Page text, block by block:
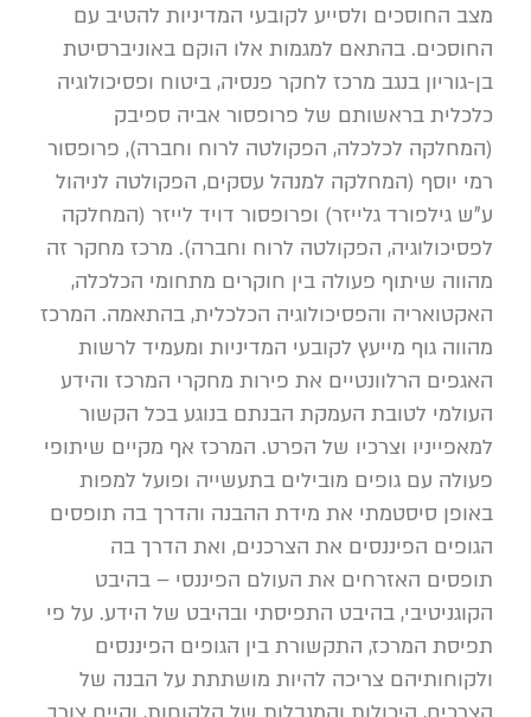
מצב החוסכים ולסייע לקובעי המדיניות להטיב עם
החוסכים. בהתאם למגמות אלו הוקם באוניברסיטת
בן-גוריון בנגב מרכז לחקר פנסיה, ביטוח ופסיכולוגיה
כלכלית בראשותם של פרופסור אביה ספיבק
(המחלקה לכלכלה, הפקולטה לרוח וחברה), פרופסור
רמי יוסף (המחלקה למנהל עסקים, הפקולטה לניהול
ע”ש גילפורד גלייזר) ופרופסור דויד לייזר (המחלקה
לפסיכולוגיה, הפקולטה לרוח וחברה). מרכז מחקר זה
מהווה שיתוף פעולה בין חוקרים מתחומי הכלכלה,
האקטואריה והפסיכולוגיה הכלכלית, בהתאמה. המרכז
מהווה גוף מייעץ לקובעי המדיניות ומעמיד לרשות
האגפים הרלוונטיים את פירות מחקרי המרכז והידע
העולמי לטובת העמקת הבנתם בנוגע בכל הקשור
למאפייניו וצרכיו של הפרט. המרכז אף מקיים שיתופי
פעולה עם גופים מובילים בתעשייה ופועל למפות
באופן סיסטמתי את מידת ההבנה והדרך בה תופסים
הגופים הפיננסים את הצרכנים, ואת הדרך בה
תופסים האזרחים את העולם הפיננסי – בהיבט
הקוגניטיבי, בהיבט התפיסתי ובהיבט של הידע. על פי
תפיסת המרכז, התקשורת בין הגופים הפיננסים
ולקוחותיהם צריכה להיות מושתתת על הבנה של